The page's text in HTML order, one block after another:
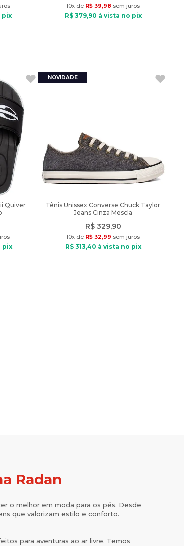
pix
10x de R$ 39,98 sem juros
R$ 379,90 à vista no pix
Quiver
pix
Tênis Unissex Converse Chuck Taylor
Jeans Cinza Mescla
R$ 329,90
10x de R$ 32,99 sem juros
R$ 313,40 à vista no pix
Radan
o melhor em moda para os pés. Desde
que valorizam estilo e conforto.
para aventuras ao ar livre. Temos